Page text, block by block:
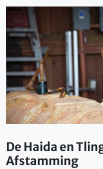
De Haida en
Afstamming